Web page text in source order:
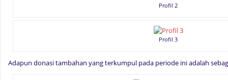
Profil 2
Profil 3
Adapun donasi tambahan yang terkumpul pada periode ini adalah